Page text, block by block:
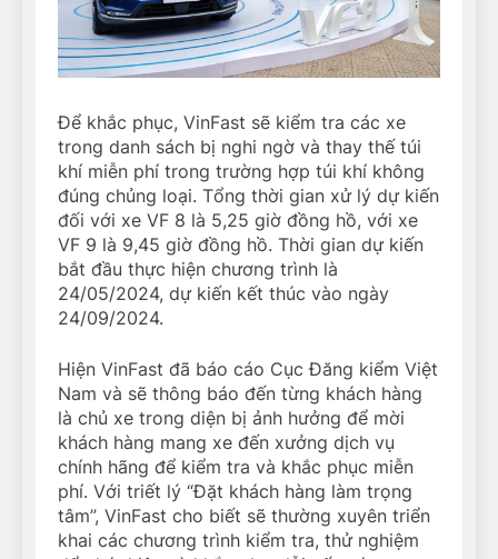
Để khắc phục, VinFast sẽ kiểm tra các xe
trong danh sách bị nghi ngờ và thay thế túi
khí miễn phí trong trường hợp túi khí không
đúng chủng loại. Tổng thời gian xử lý dự kiến
đối với xe VF 8 là 5,25 giờ đồng hồ, với xe
VF 9 là 9,45 giờ đồng hồ. Thời gian dự kiến
bắt đầu thực hiện chương trình là
24/05/2024, dự kiến kết thúc vào ngày
24/09/2024.
Hiện VinFast đã báo cáo Cục Đăng kiểm Việt
Nam và sẽ thông báo đến từng khách hàng
là chủ xe trong diện bị ảnh hưởng để mời
khách hàng mang xe đến xưởng dịch vụ
chính hãng để kiểm tra và khắc phục miễn
phí. Với triết lý “Đặt khách hàng làm trọng
tâm”, VinFast cho biết sẽ thường xuyên triển
khai các chương trình kiểm tra, thử nghiệm